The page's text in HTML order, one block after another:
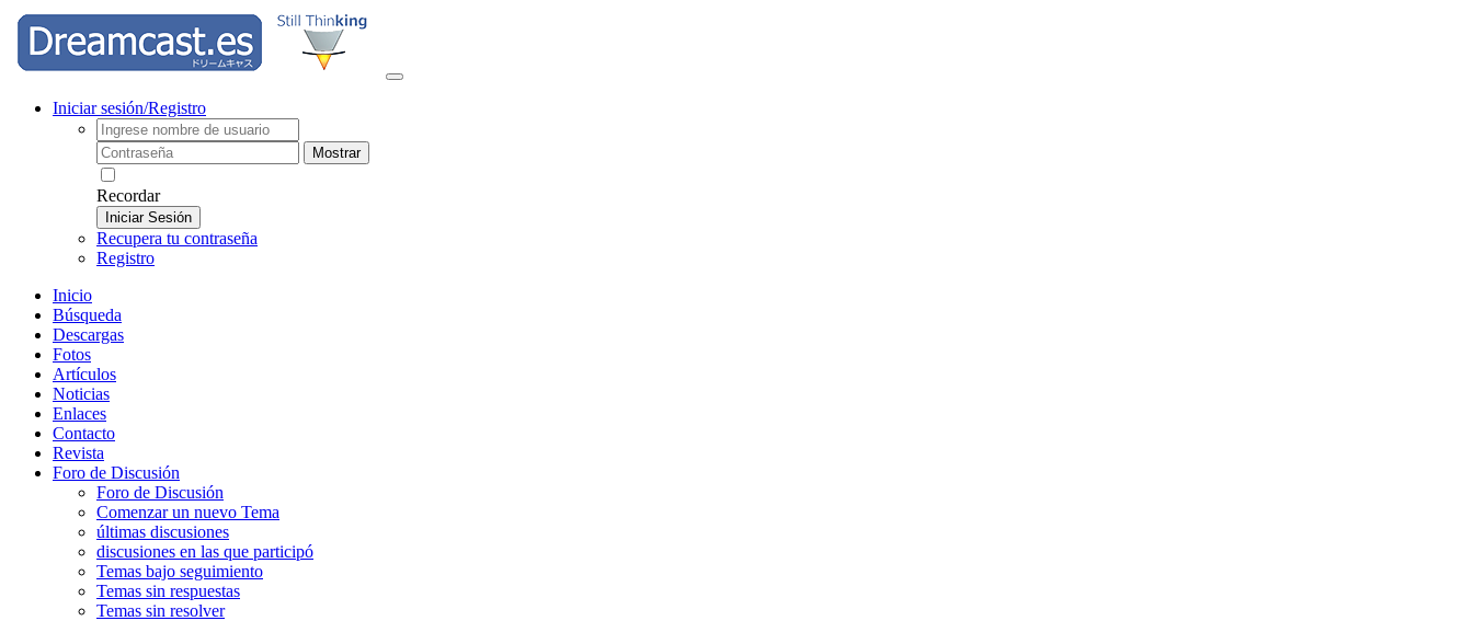
Iniciar sesión/Registro
Mostrar
Recordar
Iniciar Sesión
Recupera tu contraseña
Registro
Inicio
Búsqueda
Descargas
Fotos
Artículos
Noticias
Enlaces
Contacto
Revista
Foro de Discusión
Foro de Discusión
Comenzar un nuevo Tema
últimas discusiones
discusiones en las que participó
Temas bajo seguimiento
Temas sin respuestas
Temas sin resolver